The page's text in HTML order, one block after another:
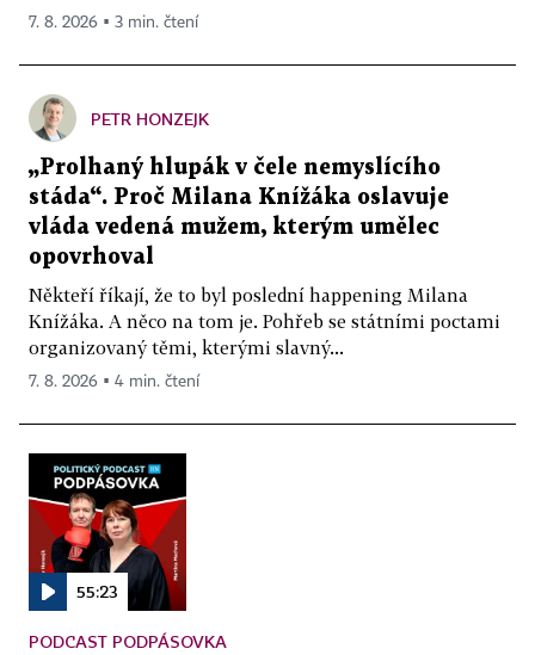
7. 8. 2026 ▪ 3 min. čtení
PETR HONZEJK
„Prolhaný hlupák v čele nemyslícího
stáda“. Proč Milana Knížáka oslavuje
vláda vedená mužem, kterým umělec
opovrhoval
Někteří říkají, že to byl poslední happening Milana
Knížáka. A něco na tom je. Pohřeb se státními poctami
organizovaný těmi, kterými slavný...
7. 8. 2026 ▪ 4 min. čtení
55:23
PODCAST PODPÁSOVKA